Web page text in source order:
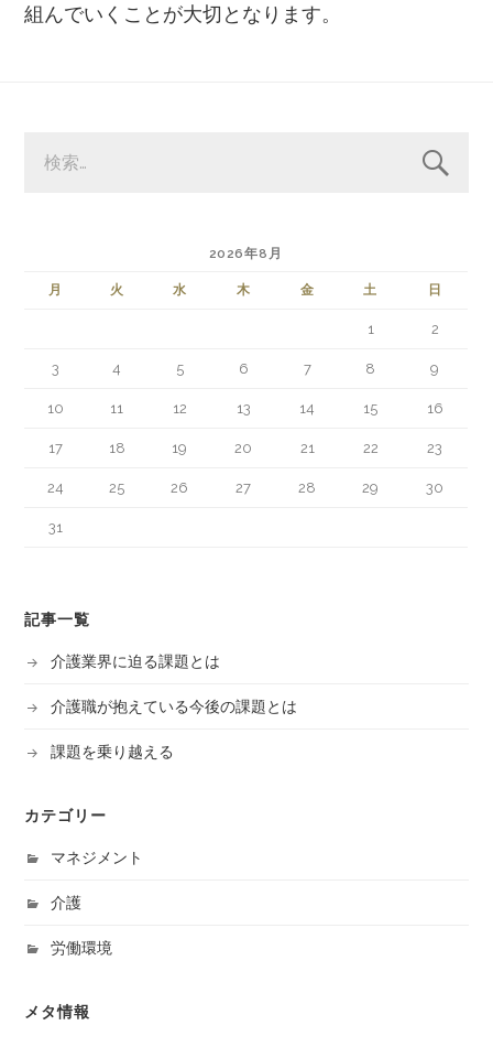
組んでいくことが大切となります。
索:
2026年8月
月 火 水 木 金 土 日
1 2
3 4 5 6 7 8 9
10 11 12 13 14 15 16
17 18 19 20 21 22 23
24 25 26 27 28 29 30
31
記事一覧
介護業界に迫る課題とは
介護職が抱えている今後の課題とは
課題を乗り越える
カテゴリー
マネジメント
介護
労働環境
メタ情報